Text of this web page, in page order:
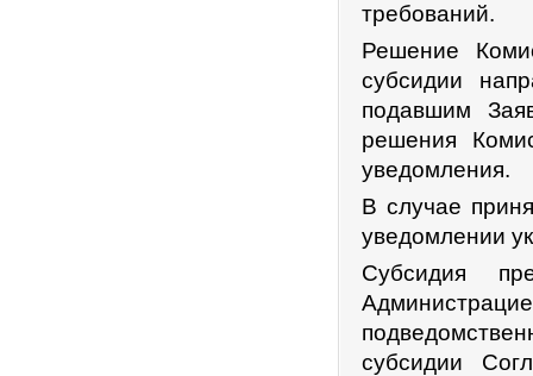
требований.
Решение
субсидии
подавшим
решения
уведомления.
В случае
уведомлении
Субсидия
субсидии